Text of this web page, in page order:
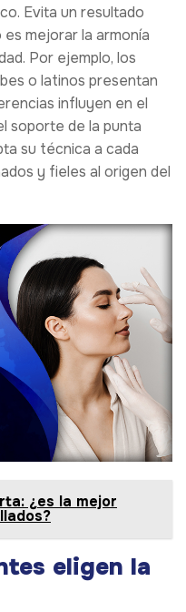
Evita un resultado
mejorar la armonía
Por ejemplo, los
o latinos presentan
influyen en el
soporte de la punta
su técnica a cada
y fieles al origen del
¿es la mejor
eligen la